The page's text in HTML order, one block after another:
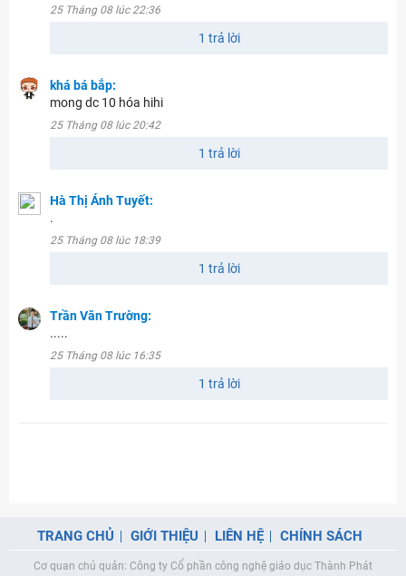
25 Tháng 08 lúc 22:36
1 trả lời
khá bá bắp:
mong dc 10 hóa hihi
25 Tháng 08 lúc 20:42
1 trả lời
Hà Thị Ánh Tuyết:
.
25 Tháng 08 lúc 18:39
1 trả lời
Trần Văn Trường:
.....
25 Tháng 08 lúc 16:35
1 trả lời
TRANG CHỦ GIỚI THIỆU LIÊN HỆ CHÍNH SÁCH
Cơ quan chủ quản: Công ty Cổ phần công nghệ giáo dục Thành Phát